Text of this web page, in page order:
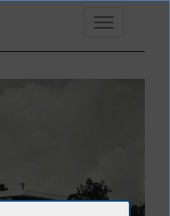
Toggle
navigation